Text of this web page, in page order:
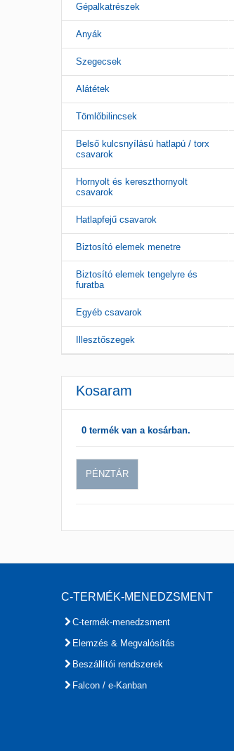
Gépalkatrészek
Anyák
Szegecsek
Alátétek
Tömlőbilincsek
Belső kulcsnyílású hatlapú / torx
csavarok
Hornyolt és kereszthornyolt
csavarok
Hatlapfejű csavarok
Biztosító elemek menetre
Biztosító elemek tengelyre és
furatba
Egyéb csavarok
Illesztőszegek
Kosaram
0 termék van a kosárban.
PÉNZTÁR
C-TERMÉK-MENEDZSMENT
C-termék-menedzsment
Elemzés & Megvalósítás
Beszállítói rendszerek
Falcon / e-Kanban